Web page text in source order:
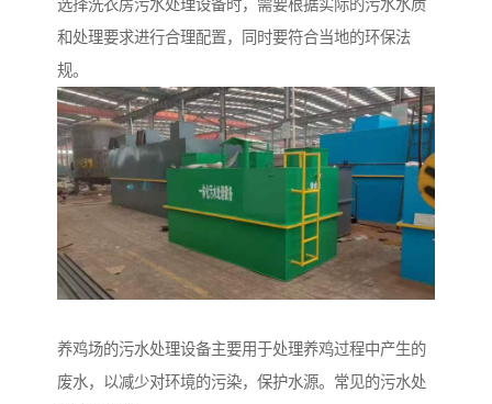
选择洗衣房污水处理设备时，需要根据实际的污水水质
和处理要求进行合理配置，同时要符合当地的环保法
规。
养鸡场的污水处理设备主要用于处理养鸡过程中产生的
废水，以减少对环境的污染，保护水源。常见的污水处